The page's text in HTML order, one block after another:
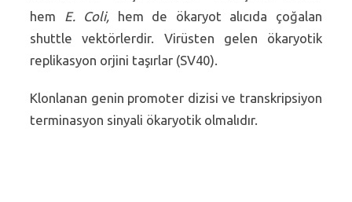
hem E. Coli, hem de ökaryot alıcıda çoğalan
shuttle vektörlerdir. Virüsten gelen ökaryotik
replikasyon orjini taşırlar (SV40).
Klonlanan genin promoter dizisi ve transkripsiyon
terminasyon sinyali ökaryotik olmalıdır.